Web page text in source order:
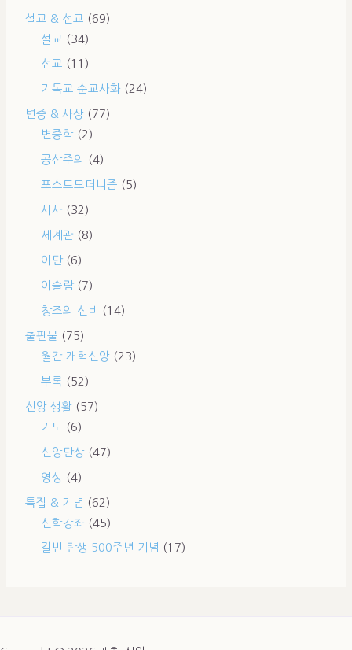
설교 & 선교
(69)
설교
(34)
선교 (11)
기독교 순교사화 (24)
변증 & 사상 (77)
변증학 (2)
공산주의 (4)
포스트모더니즘 (5)
시사 (32)
세계관 (8)
이단 (6)
이슬람 (7)
창조의 신비 (14)
출판물 (75)
월간 개혁신앙 (23)
부록 (52)
신앙 생활 (57)
기도 (6)
신앙단상 (47)
영성 (4)
특집 & 기념 (62)
신학강좌 (45)
칼빈 탄생 500주년 기념 (17)